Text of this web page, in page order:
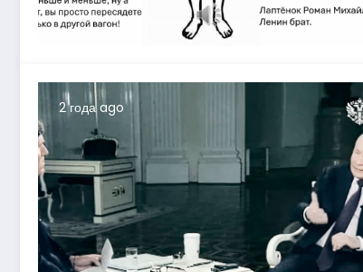
2 года ago